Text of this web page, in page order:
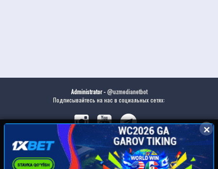
Administrator -@uzmedianetbot
Подписывайтесь на нас в социальных сетях:
Скачайте наше приложение:
✕
✕